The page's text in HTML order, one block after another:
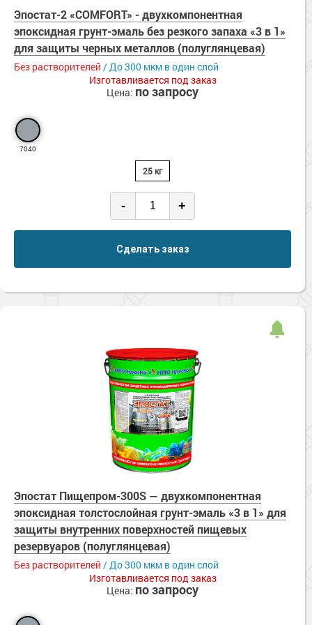
Морозостойкие краски для металла
Морозостойкие краски для фасада
Сопутствующие товары
Эпостат-2 «COMFORT» - двухкомпонентная
эпоксидная грунт-эмаль без резкого запаха «3 в 1»
для защиты черных металлов (полуглянцевая)
Без растворителей / До 300 мкм в один слой
Изготавливается под заказ
Цена: по запросу
7040
25 кг
- +
Сделать заказ
Эпостат Пищепром-300S — двухкомпонентная
эпоксидная толстослойная грунт-эмаль «3 в 1» для
защиты внутренних поверхностей пищевых
резервуаров (полуглянцевая)
Без растворителей / До 300 мкм в один слой
Изготавливается под заказ
Цена: по запросу